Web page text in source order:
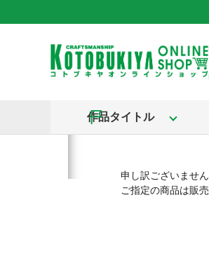
作品タイトル
申し訳ございません
ご指定の商品は販